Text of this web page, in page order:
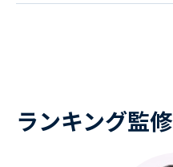
ランキング監修